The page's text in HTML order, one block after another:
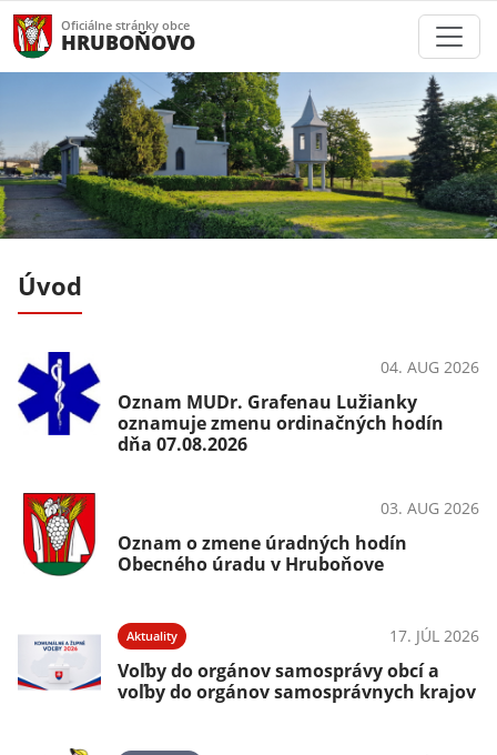
Oficiálne stránky obce
HRUBOŇOVO
Úvod
04. AUG 2026
Oznam MUDr. Grafenau Lužianky
oznamuje zmenu ordinačných hodín
dňa 07.08.2026
03. AUG 2026
Oznam o zmene úradných hodín
Obecného úradu v Hruboňove
Aktuality 17. JÚL 2026
Voľby do orgánov samosprávy obcí a
voľby do orgánov samosprávnych krajov